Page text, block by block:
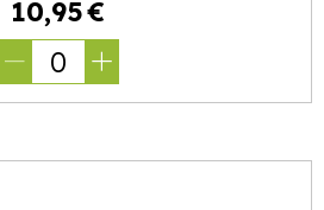
10,95€
0